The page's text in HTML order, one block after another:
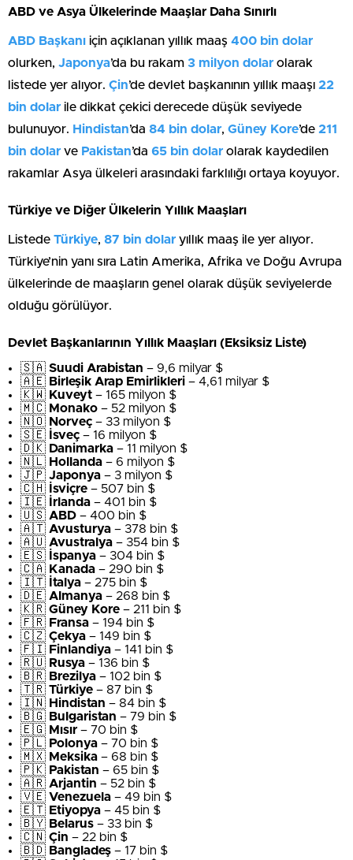
ABD ve Asya Ülkelerinde Maaşlar Daha Sınırlı
ABD Başkanı için açıklanan yıllık maaş 400 bin dolar
olurken, Japonya’da bu rakam 3 milyon dolar olarak
listede yer alıyor. Çin’de devlet başkanının yıllık maaşı 22
bin dolar ile dikkat çekici derecede düşük seviyede
bulunuyor. Hindistan’da 84 bin dolar, Güney Kore’de 211
bin dolar ve Pakistan’da 65 bin dolar olarak kaydedilen
rakamlar Asya ülkeleri arasındaki farklılığı ortaya koyuyor.
Türkiye ve Diğer Ülkelerin Yıllık Maaşları
Listede Türkiye, 87 bin dolar yıllık maaş ile yer alıyor.
Türkiye’nin yanı sıra Latin Amerika, Afrika ve Doğu Avrupa
ülkelerinde de maaşların genel olarak düşük seviyelerde
olduğu görülüyor.
Devlet Başkanlarının Yıllık Maaşları (Eksiksiz Liste)
🇸🇦 Suudi Arabistan – 9,6 milyar $
🇦🇪 Birleşik Arap Emirlikleri – 4,61 milyar $
🇰🇼 Kuveyt – 165 milyon $
🇲🇨 Monako – 52 milyon $
🇳🇴 Norveç – 33 milyon $
🇸🇪 İsveç – 16 milyon $
🇩🇰 Danimarka – 11 milyon $
🇳🇱 Hollanda – 6 milyon $
🇯🇵 Japonya – 3 milyon $
🇨🇭 İsviçre – 507 bin $
🇮🇪 İrlanda – 401 bin $
🇺🇸 ABD – 400 bin $
🇦🇹 Avusturya – 378 bin $
🇦🇺 Avustralya – 354 bin $
🇪🇸 İspanya – 304 bin $
🇨🇦 Kanada – 290 bin $
🇮🇹 İtalya – 275 bin $
🇩🇪 Almanya – 268 bin $
🇰🇷 Güney Kore – 211 bin $
🇫🇷 Fransa – 194 bin $
🇨🇿 Çekya – 149 bin $
🇫🇮 Finlandiya – 141 bin $
🇷🇺 Rusya – 136 bin $
🇧🇷 Brezilya – 102 bin $
🇹🇷 Türkiye – 87 bin $
🇮🇳 Hindistan – 84 bin $
🇧🇬 Bulgaristan – 79 bin $
🇪🇬 Mısır – 70 bin $
🇵🇱 Polonya – 70 bin $
🇲🇽 Meksika – 68 bin $
🇵🇰 Pakistan – 65 bin $
🇦🇷 Arjantin – 52 bin $
🇻🇪 Venezuela – 49 bin $
🇪🇹 Etiyopya – 45 bin $
🇧🇾 Belarus – 33 bin $
🇨🇳 Çin – 22 bin $
🇧🇩 Bangladeş – 17 bin $